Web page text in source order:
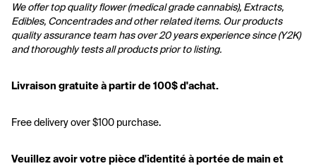
We offer top quality flower (medical grade cannabis), Extracts,
Edibles, Concentrades and other related items. Our products
quality assurance team has over 20 years experience since (Y2K)
and thoroughly tests all products prior to listing.
Livraison gratuite à partir de 100$ d'achat.
Free delivery over $100 purchase.
Veuillez avoir votre pièce d'identité à portée de main et